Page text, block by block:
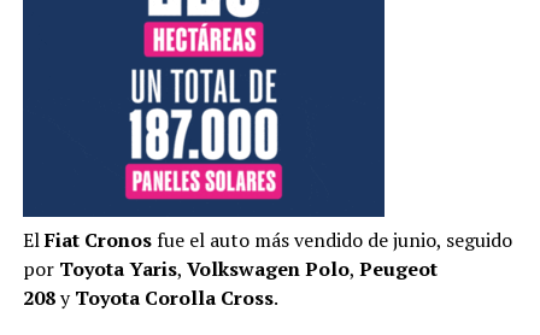
ElFiat Cronosfue el auto más vendido de junio, seguido
por Toyota Yaris, Volkswagen Polo, Peugeot
208yToyota Corolla Cross.